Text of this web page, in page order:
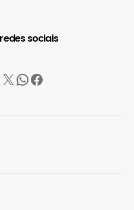
sociais
X WhatsApp
Facebook